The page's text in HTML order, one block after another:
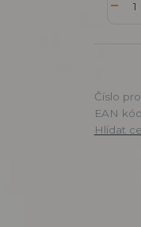
Číslo
EAN
Hlídat